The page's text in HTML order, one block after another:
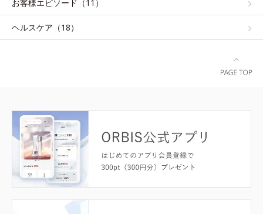
お客様エピソード（11）
ヘルスケア（18）